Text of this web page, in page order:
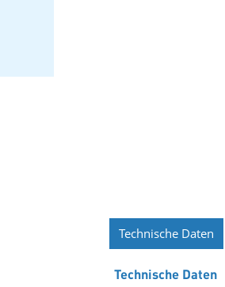
Technische Daten
Technische Daten